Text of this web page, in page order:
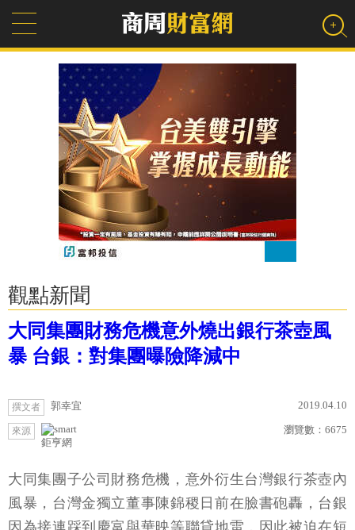
觀點新聞
大同集團財務危機意外燒出銀行茶壺風
暴 台銀：對集團曝險降減中
撰文者 郭幸宜 2019.04.10
來源
鉅亨網
瀏覽數： 6675
大同集團子公司財務危機，意外衍生台灣銀行茶壺內
風暴，台灣金獨立董事陳錦稷日前在臉書砲轟，台銀
因為接連踩到慶富與華映等聯貸地雷，因此被迫在短